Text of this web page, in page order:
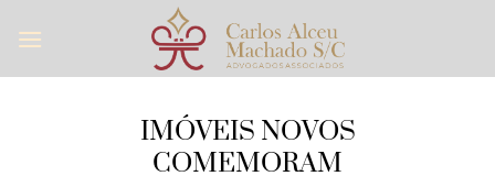
IMÓVEIS NOVOS
COMEMORAM